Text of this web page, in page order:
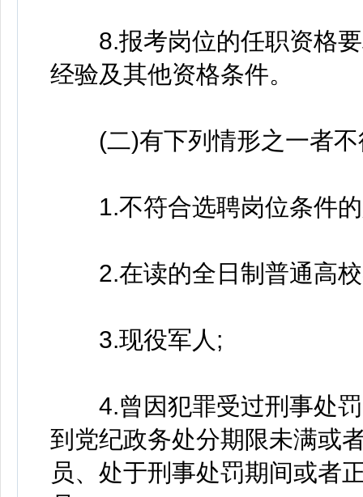
8.报考岗位的任职资格要
经验及其他资格条件。
(二)有下列情形之一者不
1.不符合选聘岗位条件的
2.在读的全日制普通高校
3.现役军人;
4.曾因犯罪受过刑事处罚
到党纪政务处分期限未满或
员、处于刑事处罚期间或者